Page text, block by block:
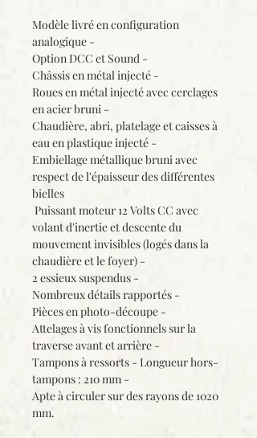
Modèle livré en configuration
analogique -
Option DCC et Sound -
Châssis en métal injecté -
Roues en métal injecté avec cerclages
en acier bruni -
Chaudière, abri, platelage et caisses à
eau en plastique injecté -
Embiellage métallique bruni avec
respect de l'épaisseur des différentes
bielles
Puissant moteur 12 Volts CC avec
volant d'inertie et descente du
mouvement invisibles (logés dans la
chaudière et le foyer) -
2 essieux suspendus -
Nombreux détails rapportés -
Pièces en photo-découpe -
Attelages à vis fonctionnels sur la
traverse avant et arrière -
Tampons à ressorts - Longueur hors-
tampons : 210 mm -
Apte à circuler sur des rayons de 1020
mm.